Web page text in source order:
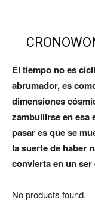
El tiempo no es
abrumador, es
dimensiones
zambullirse en esa
pasar es que se
la suerte de haber
convierta en un
No products found.